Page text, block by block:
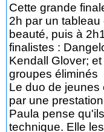
Cette grande
2h par un
beauté, puis à
finalistes :
Kendall Glover;
groupes éliminés
Le duo de jeunes
par une
Paula pense
technique. Elle